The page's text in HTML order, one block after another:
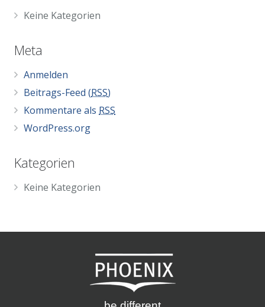
Keine Kategorien
Meta
Anmelden
Beitrags-Feed (RSS)
Kommentare als RSS
WordPress.org
Kategorien
Keine Kategorien